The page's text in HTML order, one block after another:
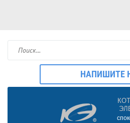
НАПИШИТЕ